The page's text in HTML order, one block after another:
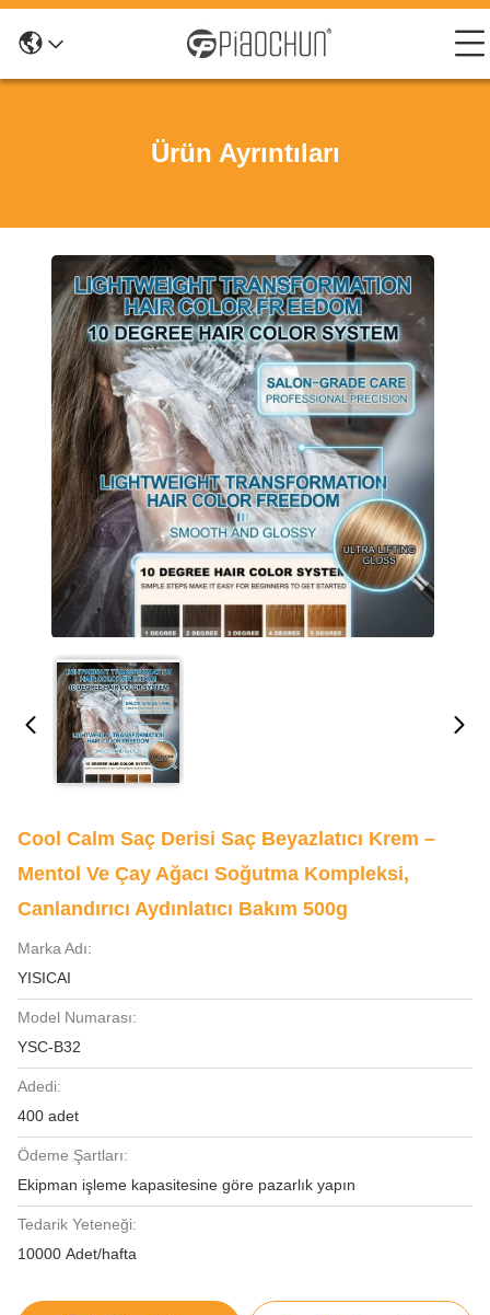
Ürün Ayrıntıları
Cool Calm Saç Derisi Saç Beyazlatıcı Krem –
Mentol Ve Çay Ağacı Soğutma Kompleksi,
Canlandırıcı Aydınlatıcı Bakım 500g
Marka Adı:
YISICAI
Model Numarası:
YSC-B32
Adedi:
400 adet
Ödeme Şartları:
Ekipman işleme kapasitesine göre pazarlık yapın
Tedarik Yeteneği:
10000 Adet/hafta